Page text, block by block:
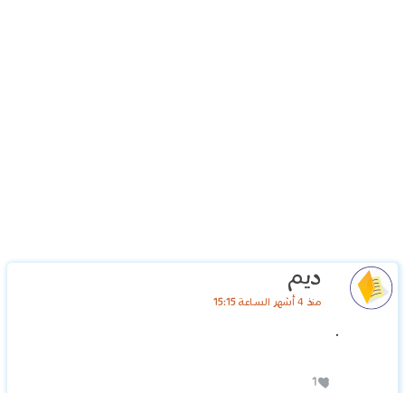
ديم
منذ 4 أشهر الساعة 15:15
.
1